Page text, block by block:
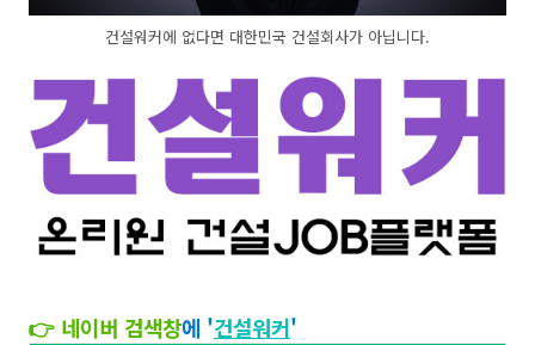
건설워커에 없다면 대한민국 건설회사가 아닙니다.
👉 네이버 검색창에 '건설워커'​​